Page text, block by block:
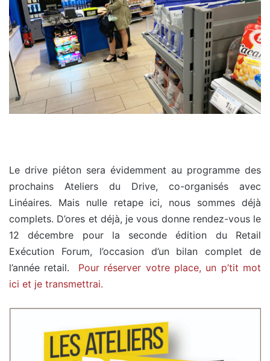
Le drive piéton sera évidemment au programme des
prochains Ateliers du Drive, co-organisés avec
Linéaires. Mais nulle retape ici, nous sommes déjà
complets. D’ores et déjà, je vous donne rendez-vous le
12 décembre pour la seconde édition du Retail
Exécution Forum, l’occasion d’un bilan complet de
l’année retail. Pour réserver votre place, un p’tit mot
ici et je transmettrai.